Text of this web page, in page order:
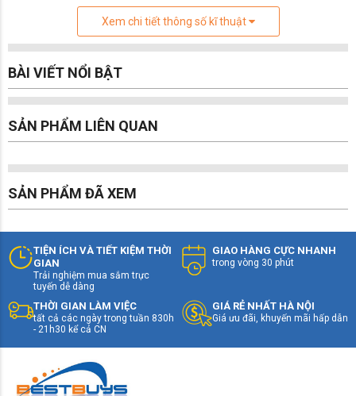
Vận hành êm ái với động cơ nam châm vĩnh cửu
truyền động dây Curoa
Máy giặt Toshiba 9.5 kg TW-BK105S2V(WS) vận
hành vô cùng êm ái nhờ sử dụng động cơ nam
châm vĩnh cửu truyền động dây Curoa, bên cạnh tiết
kiệm năng lượng hiệu quả và hoạt động bền bỉ.
Diệt khuẩn, giặt sạch hiệu quả bởi công nghệ
nước nóng
Công nghệ giặt nước nóng giúp giặt sạch các vết
Xem chi tiết thông số kĩ thuật
BÀI VIẾT NỔI BẬT
SẢN PHẨM LIÊN QUAN
SẢN PHẨM ĐÃ XEM
TIỆN ÍCH VÀ TIẾT KIỆM THỜI
GIAN
Trải nghiệm mua sắm trực
tuyến dễ dàng
GIAO HÀNG CỰC NHANH
trong vòng 30 phút
THỜI GIAN LÀM VIỆC
tất cả các ngày trong tuần 830h
- 21h30 kể cả CN
GIÁ RẺ NHẤT HÀ NỘI
Giá ưu đãi, khuyến mãi hấp dẫn